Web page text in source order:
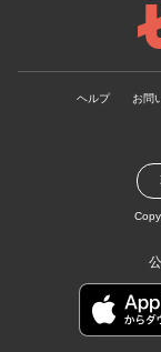
ヘルプ お問